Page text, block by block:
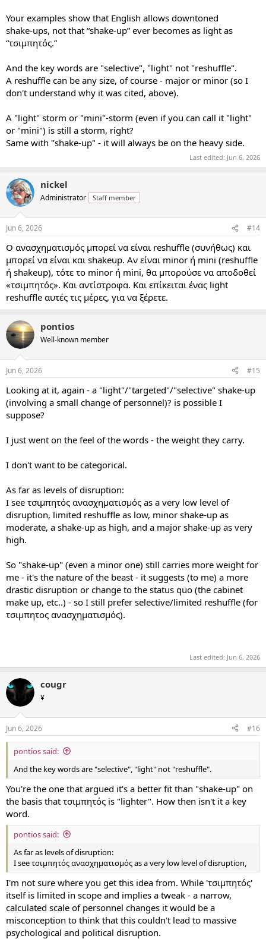
Your examples show that English allows downtoned
shake‑ups, not that “shake‑up” ever becomes as light as
“τσιμπητός.”
And the key words are "selective", "light" not "reshuffle".
A reshuffle can be any size, of course - major or minor (so I
don't understand why it was cited, above).
A "light" storm or "mini"-storm (even if you can call it "light"
or "mini") is still a storm, right?
Same with "shake-up" - it will always be on the heavy side.
Last edited: Jun 6, 2026
nickel
Administrator Staff member
Jun 6, 2026 #14
Ο ανασχηματισμός μπορεί να είναι reshuffle (συνήθως) και
μπορεί να είναι και shakeup. Αν είναι minor ή mini (reshuffle
ή shakeup), τότε το minor ή mini, θα μπορούσε να αποδοθεί
«τσιμπητός». Και αντίστροφα. Και επίκειται ένας light
reshuffle αυτές τις μέρες, για να ξέρετε.
pontios
Well-known member
Jun 6, 2026 #15
Looking at it, again - a "light"/"targeted"/"selective" shake-up
(involving a small change of personnel)? is possible I
suppose?
I just went on the feel of the words - the weight they carry.
I don't want to be categorical.
As far as levels of disruption:
I see τσιμπητός ανασχηματισμός as a very low level of
disruption, limited reshuffle as low, minor shake-up as
moderate, a shake-up as high, and a major shake-up as very
high.
So "shake-up" (even a minor one) still carries more weight for
me - it's the nature of the beast - it suggests (to me) a more
drastic disruption or change to the status quo (the cabinet
make up, etc..) - so I still prefer selective/limited reshuffle (for
τσιμπητος ανασχηματισμός).
Last edited: Jun 6, 2026
cougr
¥
Jun 6, 2026 #16
pontios said:
And the key words are "selective", "light" not "reshuffle".
You're the one that argued it's a better fit than "shake-up" on
the basis that τσιμπητός is "lighter". How then isn't it a key
word.
pontios said:
As far as levels of disruption:
I see τσιμπητός ανασχηματισμός as a very low level of disruption,
I'm not sure where you get this idea from. While 'τσιμπητός'
itself is limited in scope and implies a tweak - a narrow,
calculated scale of personnel changes it would be a
misconception to think that this couldn't lead to massive
psychological and political disruption.